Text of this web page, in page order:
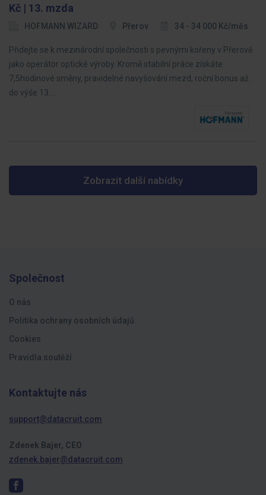
Kč | 13. mzda
HOFMANN WIZARD Přerov 34 - 34 000 Kč/měs
Přidejte se k mezinárodní společnosti s pevnými kořeny v Přerově
jako operátor optické výroby. Kromě stabilní práce získáte
7,5hodinové směny, pravidelné navyšování mezd, roční bonus až
do výše 13.…
Zobrazit další nabídky
Společnost
O nás
Politika ochrany osobních údajů
Cookies
Pravidla soutěží
Kontaktujte nás
support@datacruit.com
Zdenek Bajer, CEO
zdenek.bajer@datacruit.com